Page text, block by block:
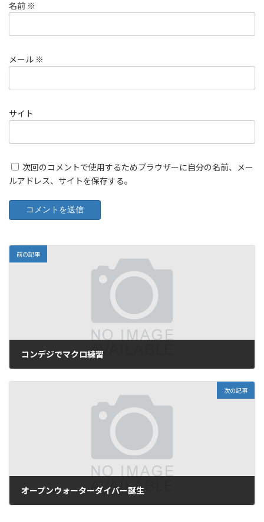
名前 ※
メール ※
サイト
次回のコメントで使用するためブラウザーに自分の名前、メー
ルアドレス、サイトを保存する。
前の記事
コンデジでマクロ練習
次の記事
オープンウォーターダイバー誕生